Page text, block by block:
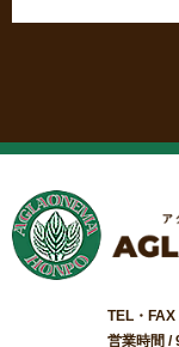
TEL・
営業時間 /